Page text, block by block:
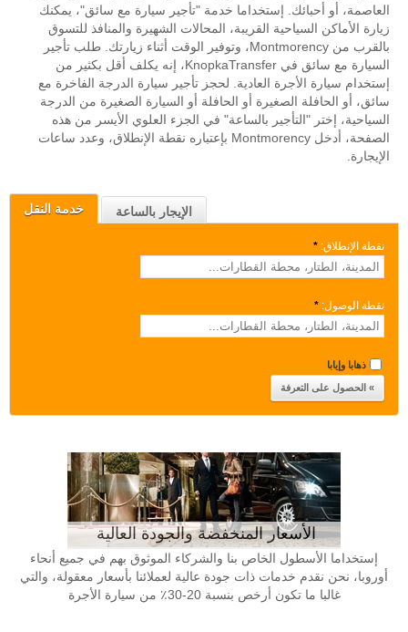
خدمة النقل الإيجار بالساعة
نقطة الإنطلاق: *
نقطة الوصول: *
ذهابا وإيابا
الأسعار المنخفضة والجودة العالية
إستخداما الأسطول الخاص بنا والشركاء الموثوق بهم في جميع أنحاء
أوروبا، نحن نقدم خدمات ذات جودة عالية لعملائنا بأسعار معقولة، والتي
غالبا ما تكون أرخص بنسبة 20-30٪ من سيارة الأجرة
العاصمة، أو أحبائك. إستخداما خدمة "تأجير سيارة مع سائق"، يمكنك
زيارة الأماكن السياحية القريبة، المحالات الشهيرة والمنافذ للتسوق
بالقرب من Montmorency، وتوفير الوقت أثناء زيارتك. طلب تأجير
السيارة مع سائق في KnopkaTransfer، إنه يكلف أقل بكثير من
إستخدام سيارة الأجرة العادية. لحجز تأجير سيارة الدرجة الفاخرة مع
سائق، أو الحافلة الصغيرة أو الحافلة أو السيارة الصغيرة من الدرجة
السياحية، إختر "التأجير بالساعة" في الجزء العلوي الأيسر من هذه
الصفحة، أدخل Montmorency بإعتباره نقطة الإنطلاق، وعدد ساعات
الإيجارة.